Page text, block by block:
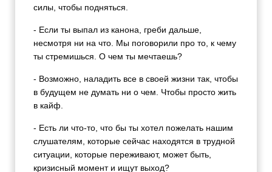
силы, чтобы подняться.
- Если ты выпал из канона, греби дальше,
несмотря ни на что. Мы поговорили про то, к чему
ты стремишься. О чем ты мечтаешь?
- Возможно, наладить все в своей жизни так, чтобы
в будущем не думать ни о чем. Чтобы просто жить
в кайф.
- Есть ли что-то, что бы ты хотел пожелать нашим
слушателям, которые сейчас находятся в трудной
ситуации, которые переживают, может быть,
кризисный момент и ищут выход?